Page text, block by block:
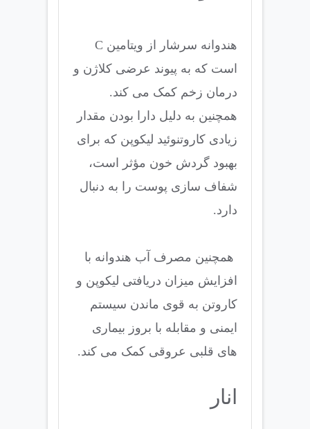
هندوانه سرشار از ویتامین C
است که به پیوند عرضی کلاژن و
درمان زخم کمک می کند.
همچنین به دلیل دارا بودن مقدار
زیادی کاروتنوئید لیکوپن که برای
بهبود گردش خون مؤثر است،
شفاف سازی پوست را به دنبال
دارد.
همچنین مصرف آب هندوانه با
افزایش میزان دریافتی لیکوپن و
کاروتن به قوی ماندن سیستم
ایمنی و مقابله با بروز بیماری
های قلبی عروقی کمک می کند.
انار